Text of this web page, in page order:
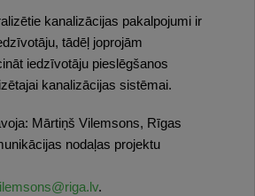
kanalizācijas pakalpojumi ir
tādēļ joprojām
iedzīvotāju pieslēgšanos
kanalizācijas sistēmai.
Mārtiņš Vilemsons, Rīgas
nodaļas projektu
.